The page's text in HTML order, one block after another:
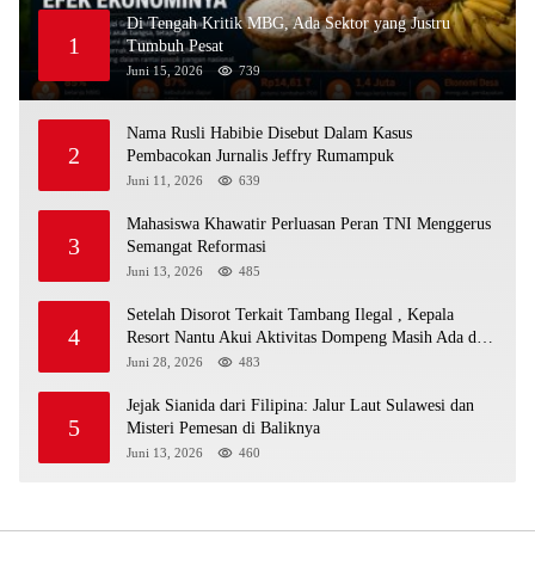
1
Di Tengah Kritik MBG, Ada Sektor yang Justru
Tumbuh Pesat
Juni 15, 2026 739
2
Nama Rusli Habibie Disebut Dalam Kasus
Pembacokan Jurnalis Jeffry Rumampuk
Juni 11, 2026 639
3
Mahasiswa Khawatir Perluasan Peran TNI Menggerus
Semangat Reformasi
Juni 13, 2026 485
4
Setelah Disorot Terkait Tambang Ilegal , Kepala
Resort Nantu Akui Aktivitas Dompeng Masih Ada di
Kawasan Konservasi
Juni 28, 2026 483
5
Jejak Sianida dari Filipina: Jalur Laut Sulawesi dan
Misteri Pemesan di Baliknya
Juni 13, 2026 460